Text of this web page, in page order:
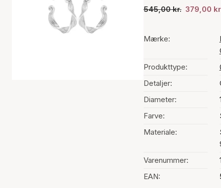
545,00 kr. 379,00
Mærke:
Produkttype:
Detaljer:
Diameter:
Farve:
Materiale:
Varenummer:
EAN: